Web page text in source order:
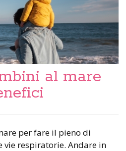
al mare
per fare il pieno di
vie respiratorie. Andare in